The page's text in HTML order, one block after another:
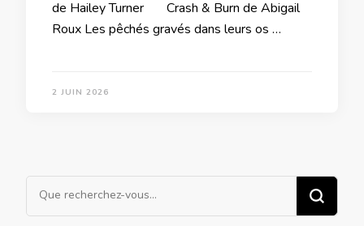
de Hailey Turner Crash & Burn de Abigail
Roux Les pêchés gravés dans leurs os …
2 JUIN 2026
Vous